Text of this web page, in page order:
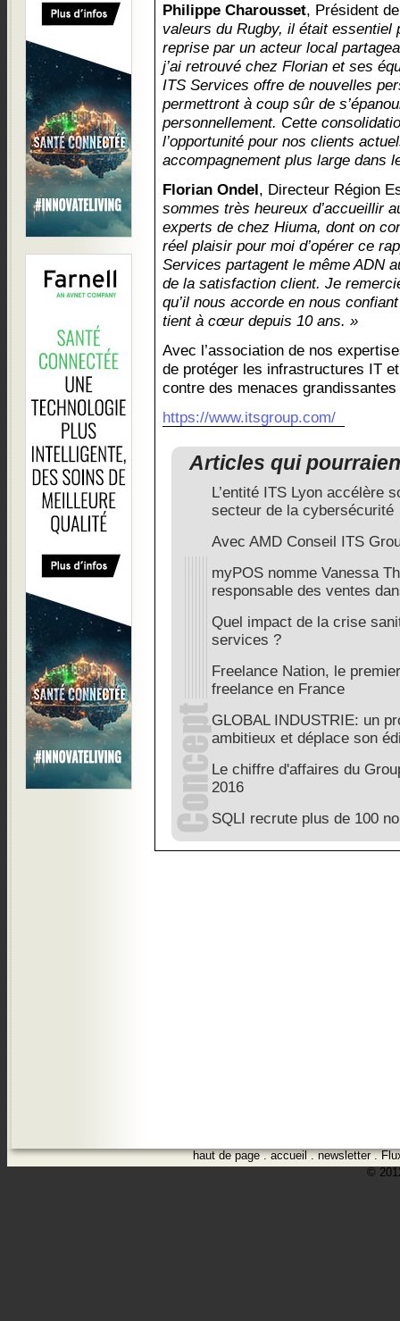
Philippe Charousset, Président
valeurs du Rugby, il était
reprise par un acteur local
j’ai retrouvé chez Florian et ses
ITS Services offre de nouvelles
permettront à coup sûr de
personnellement. Cette
l’opportunité pour nos clients
accompagnement plus large dans
Florian Ondel, Directeur Région
sommes très heureux d’accueillir
experts de chez Hiuma, dont on
réel plaisir pour moi d’opérer ce
Services partagent le même ADN
de la satisfaction client. Je
qu’il nous accorde en nous
tient à cœur depuis 10 ans. »
Avec l’association de nos
de protéger les infrastructures IT
contre des menaces
https://www.itsgroup.com/
Articles qui
L’entité ITS Lyon accélère
secteur de la cybersécurité
Avec AMD Conseil ITS
myPOS nomme Vanessa
responsable des ventes
Quel impact de la crise
services ?
Freelance Nation, le
freelance en France
GLOBAL INDUSTRIE: un
ambitieux et déplace son
Le chiffre d'affaires du
2016
SQLI recrute plus de 100
haut de page.accueil.newsletter.
©